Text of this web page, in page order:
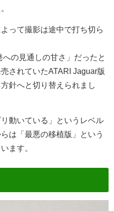
って撮影は途中で打ち切ら
の見通しの甘さ」だったと
されていたATARI Jaguar版
針へと切り替えられまし
動いている」というレベル
は「最悪の移植版」という
ます。